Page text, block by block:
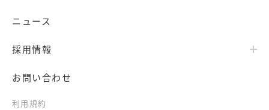
ニュース
採用情報
お問い合わせ
利用規約